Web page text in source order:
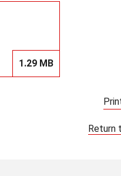
1.29 MB
Return